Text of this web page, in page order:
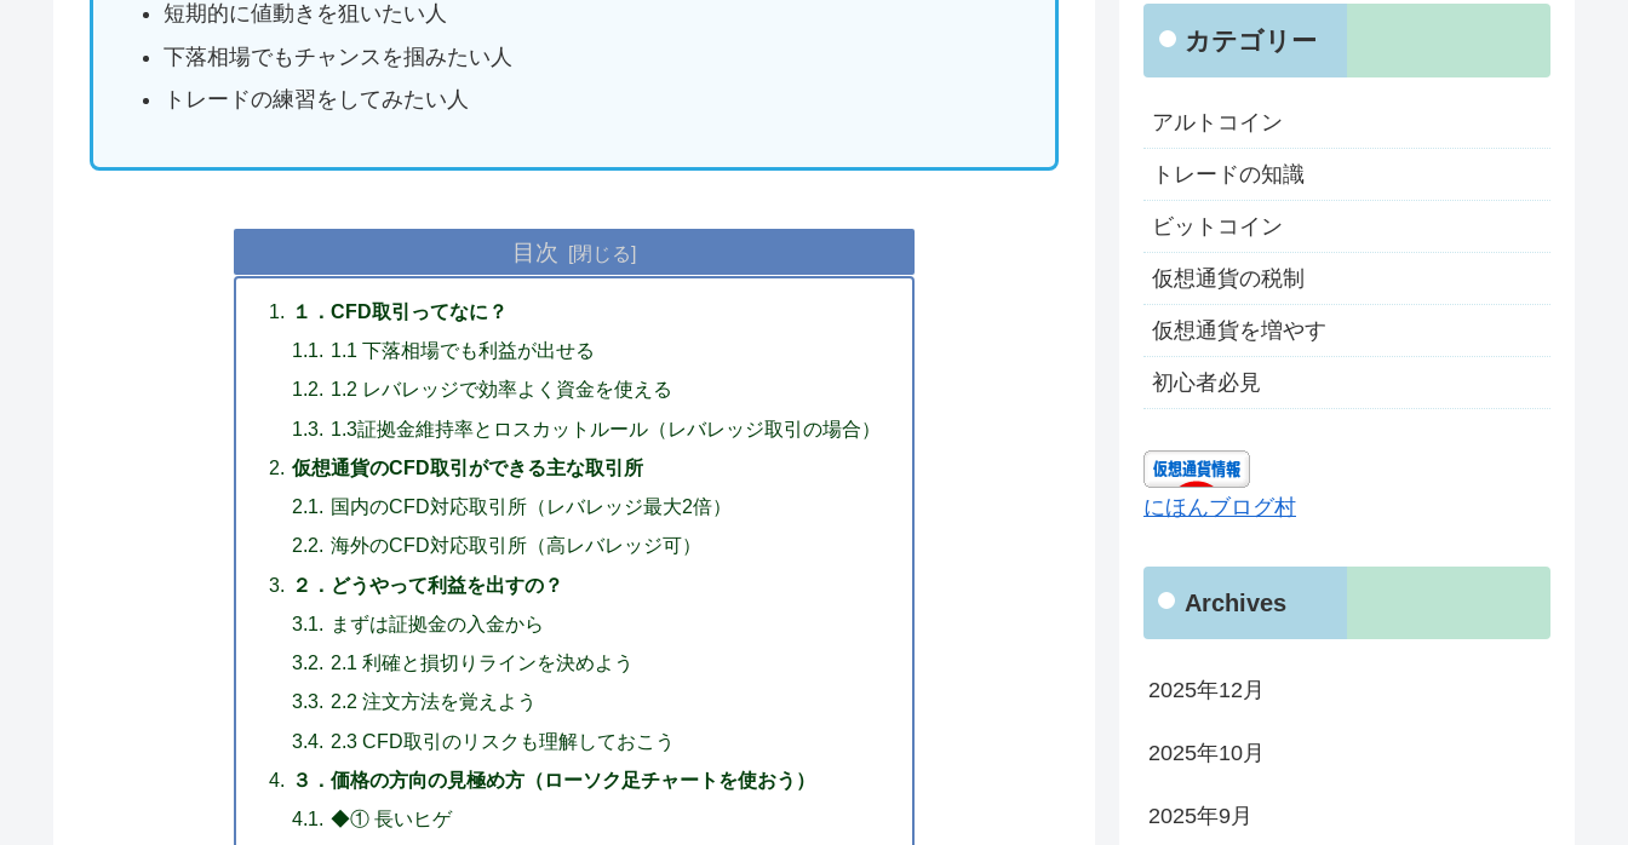
短期的に値動きを狙いたい人
下落相場でもチャンスを掴みたい人
トレードの練習をしてみたい人
目次
１．CFD取引ってなに？
1.1 下落相場でも利益が出せる
1.2 レバレッジで効率よく資金を使える
1.3証拠金維持率とロスカットルール（レバレッジ取引の場合）
仮想通貨のCFD取引ができる主な取引所
国内のCFD対応取引所（レバレッジ最大2倍）
海外のCFD対応取引所（高レバレッジ可）
２．どうやって利益を出すの？
まずは証拠金の入金から
2.1 利確と損切りラインを決めよう
2.2 注文方法を覚えよう
2.3 CFD取引のリスクも理解しておこう
３．価格の方向の見極め方（ローソク足チャートを使おう）
◆① 長いヒゲ
カテゴリー
アルトコイン
トレードの知識
ビットコイン
仮想通貨の税制
仮想通貨を増やす
初心者必見
にほんブログ村
Archives
2025年12月
2025年10月
2025年9月